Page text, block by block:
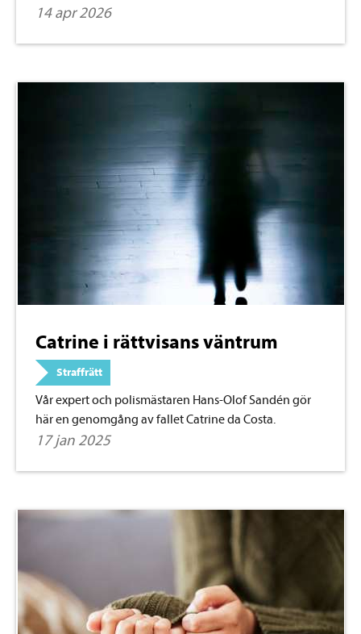
14 apr 2026
Catrine i rättvisans väntrum
Straffrätt
Vår expert och polismästaren Hans-Olof Sandén gör
här en genomgång av fallet Catrine da Costa.
17 jan 2025